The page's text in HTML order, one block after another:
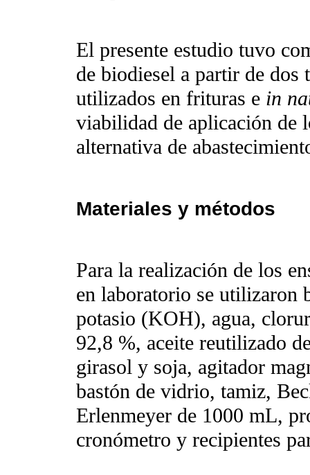
El presente estudio tuvo
de biodiesel a partir de dos
utilizados en frituras e in
viabilidad de aplicación de
alternativa de
Materiales y métodos
Para la realización de los
en laboratorio se utilizaron
potasio (KOH), agua,
92,8 %, aceite reutilizado
girasol y soja, agitador
bastón de vidrio, tamiz,
Erlenmeyer de 1000 mL,
cronómetro y recipientes